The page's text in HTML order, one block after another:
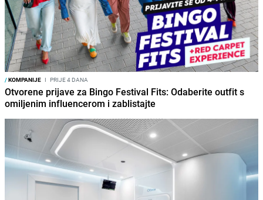
/KOMPANIJE I PRIJE 4 DANA
Otvorene prijave za Bingo Festival Fits: Odaberite outfit s
omiljenim influencerom i zablistajte